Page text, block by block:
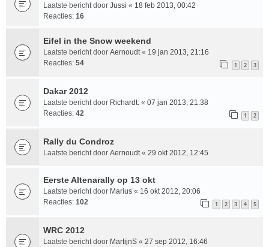
Laatste bericht door Jussi « 18 feb 2013, 00:42
Reacties: 16
Eifel in the Snow weekend
Laatste bericht door Aernoudt« 19 jan 2013, 21:16
Reacties: 54 1 2 3
Dakar 2012
Laatste bericht door Richardt. « 07 jan 2013, 21:38
Reacties: 42 1 2
Rally du Condroz
Laatste bericht door Aernoudt« 29 okt 2012, 12:45
Eerste Altenarally op 13 okt
Laatste bericht door Marius « 16 okt 2012, 20:06
Reacties: 102 1 2 3 4 5
WRC 2012
Laatste bericht door MartijnS « 27 sep 2012, 16:46